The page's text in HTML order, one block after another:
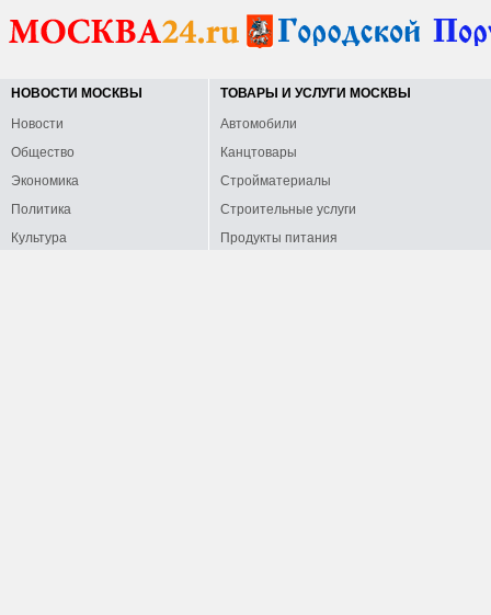
НОВОСТИ МОСКВЫ
Новости
Общество
Экономика
Политика
Культура
ТОВАРЫ И УСЛУГИ МОСКВЫ
Автомобили
Канцтовары
Стройматериалы
Строительные услуги
Продукты питания